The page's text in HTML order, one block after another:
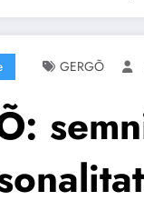
GERGÕ